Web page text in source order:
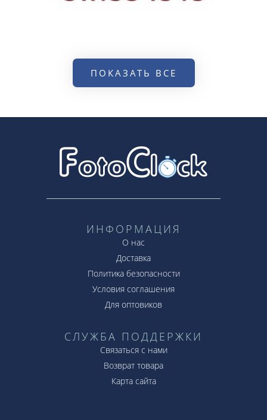
ПОКАЗАТЬ ВСЕ
ИНФОРМАЦИЯ
О нас
Доставка
Политика безопасности
Условия соглашения
Для оптовиков
СЛУЖБА ПОДДЕРЖКИ
Связаться с нами
Возврат товара
Карта сайта